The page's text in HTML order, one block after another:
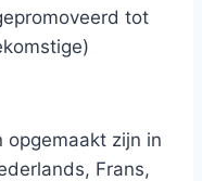
tot
zijn in
Frans,